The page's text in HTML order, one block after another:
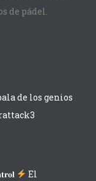
de pádel.
de los genios
El